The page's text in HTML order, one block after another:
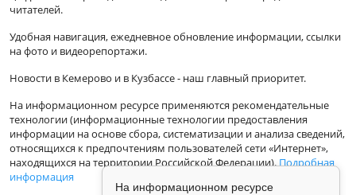
читателей.
Удобная навигация, ежедневное обновление информации, ссылки
на фото и видеорепортажи.
Новости в Кемерово и в Кузбассе - наш главный приоритет.
На информационном ресурсе применяются рекомендательные
технологии (информационные технологии предоставления
информации на основе сбора, систематизации и анализа сведений,
относящихся к предпочтениям пользователей сети «Интернет»,
находящихся на территории Российской Федерации).Подробная
информация
На информационном ресурсе